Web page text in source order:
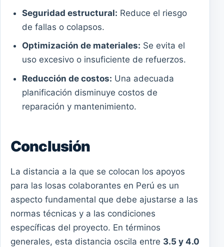
Seguridad estructural: Reduce el riesgo
de fallas o colapsos.
Optimización de materiales: Se evita el
uso excesivo o insuficiente de refuerzos.
Reducción de costos: Una adecuada
planificación disminuye costos de
reparación y mantenimiento.
Conclusión
La distancia a la que se colocan los apoyos
para las losas colaborantes en Perú es un
aspecto fundamental que debe ajustarse a las
normas técnicas y a las condiciones
específicas del proyecto. En términos
generales, esta distancia oscila entre 3.5 y 4.0